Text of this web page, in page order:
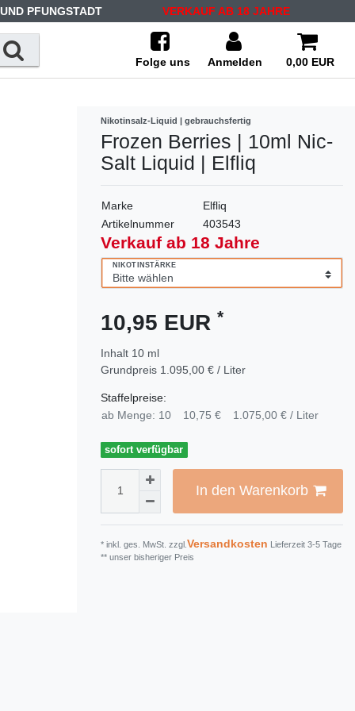
PFUNGSTADT VERKAUF AB 18 JAHRE
Folge uns Anmelden 0,00 EUR
Nikotinsalz-Liquid | gebrauchsfertig
Frozen Berries | 10ml Nic-
Salt Liquid | Elfliq
Marke
Elfliq
Artikelnummer
403543
Verkauf ab 18 Jahre
NIKOTINSTÄRKE
10,95 EUR *
Inhalt 10 ml
Grundpreis 1.095,00 € / Liter
Staffelpreise:
ab Menge: 10
10,75 € 1.075,00 € / Liter
sofort verfügbar
In den Warenkorb
* inkl. ges. MwSt. zzgl. Versandkosten Lieferzeit 3-5 Tage
** unser bisheriger Preis